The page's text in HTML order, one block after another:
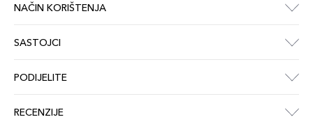
NAČIN KORIŠTENJA
SASTOJCI
PODIJELITE
RECENZIJE